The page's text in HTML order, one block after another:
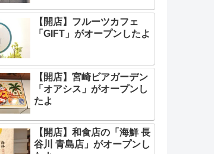
【開店】フルーツカフェ
「GIFT」がオープンしたよ
【開店】宮崎ビアガーデン
「オアシス」がオープンし
たよ
【開店】和食店の「海鮮 長
谷川 青島店」がオープンし